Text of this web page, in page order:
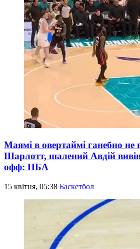
Маямі в овертаймі ганебно не
Шарлотт, шалений Авдій
офф: НБА
15 квітня, 05:38 Баскетбол